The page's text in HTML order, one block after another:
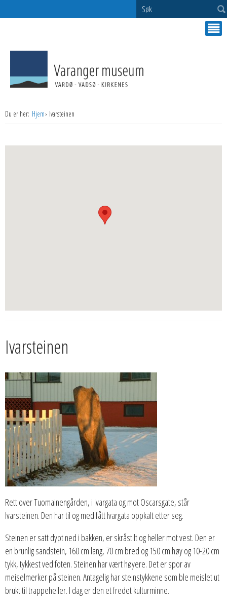
Søk
Du er her: Hjem Ivarsteinen
Ivarsteinen
Rett over Tuomainengården, i Ivargata og mot Oscarsgate, står
Ivarsteinen. Den har til og med fått Ivargata oppkalt etter seg.
Steinen er satt dypt ned i bakken, er skråstilt og heller mot vest. Den er
en brunlig sandstein, 160 cm lang, 70 cm bred og 150 cm høy og 10-20 cm
tykk, tykkest ved foten. Steinen har vært høyere. Det er spor av
meiselmerker på steinen. Antagelig har steinstykkene som ble meislet ut
brukt til trappeheller. I dag er den et fredet kulturminne.